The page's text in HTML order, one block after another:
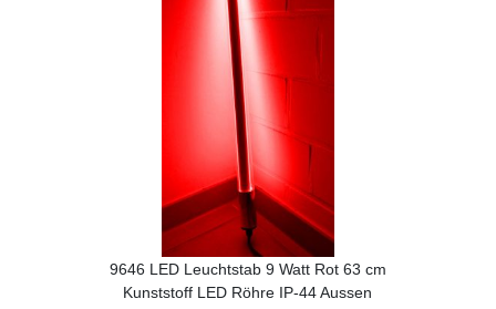
9646 LED Leuchtstab 9 Watt Rot 63 cm
Kunststoff LED Röhre IP-44 Aussen